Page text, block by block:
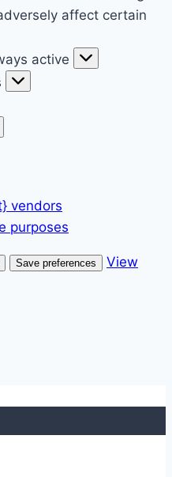
affect certain
active
vendors
purposes
Save preferences
View